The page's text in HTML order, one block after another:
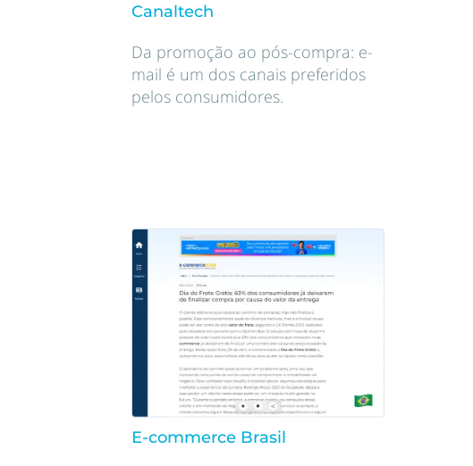
Canaltech
Da promoção ao pós-compra: e-
mail é um dos canais preferidos
pelos consumidores.
E-commerce Brasil